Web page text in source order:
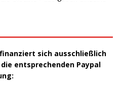
sich ausschließlich
entsprechenden Paypal